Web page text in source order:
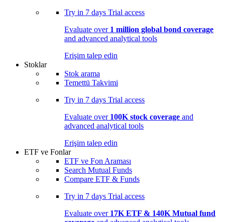
Try in 7 days Trial access
Evaluate over 1 million global bond coverage
and advanced analytical tools
Erişim talep edin
Stoklar
Stok arama
Temettü Takvimi
Try in 7 days Trial access
Evaluate over 100K stock coverage and
advanced analytical tools
Erişim talep edin
ETF ve Fonlar
ETF ve Fon Araması
Search Mutual Funds
Compare ETF & Funds
Try in 7 days Trial access
Evaluate over 17K ETF & 140K Mutual fund